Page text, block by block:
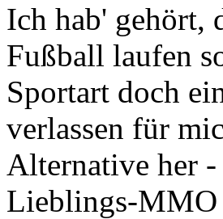
Ich hab' gehört,
Fußball laufen
Sportart doch
verlassen für
Alternative her
Lieblings-MMO